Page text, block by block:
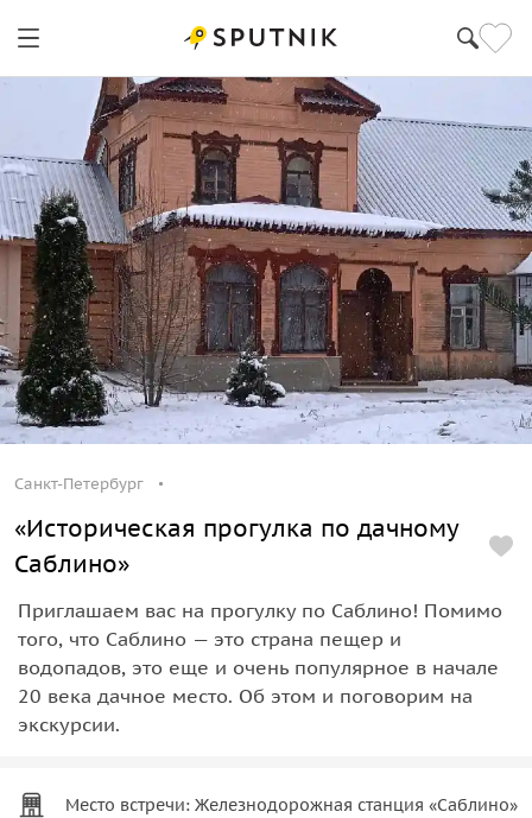
Санкт-Петербург
Санкт-Петербург
«Историческая прогулка по дачному
Саблино»
Приглашаем вас на прогулку по Саблино! Помимо
того, что Саблино — это страна пещер и
водопадов, это еще и очень популярное в начале
20 века дачное место. Об этом и поговорим на
экскурсии.
Место встречи: Железнодорожная станция «Саблино»